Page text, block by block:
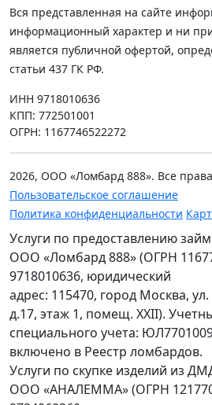
Вся представленная на сайте
информационный характер и ни
является публичной офертой,
статьи 437 ГК РФ.
ИНН 9718010636
КПП: 772501001
ОГРН: 1167746522272
2026, ООО «Ломбард 888». Все
Пользовательское соглашение
Политика конфиденциальности
Услуги по предоставлению
ООО «Ломбард 888» (ОГРН
9718010636, юридический
адрес: 115470, город Москва,
д.17, этаж 1, помещ. XXII).
специального учета:
включено в Реестр ломбардов.
Услуги по скупке изделий из
ООО «АНАЛЕММА» (ОГРН